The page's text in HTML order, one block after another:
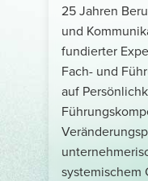
25 Jahren
und
fundierter
Fach- und
auf
systemischem